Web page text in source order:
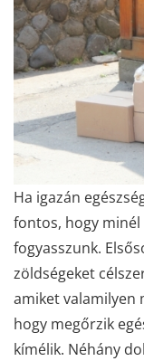
Ha igazán
fontos, hogy
fogyasszunk.
zöldségeket
amiket valamilyen
hogy megőrzik
kímélik. Néhány